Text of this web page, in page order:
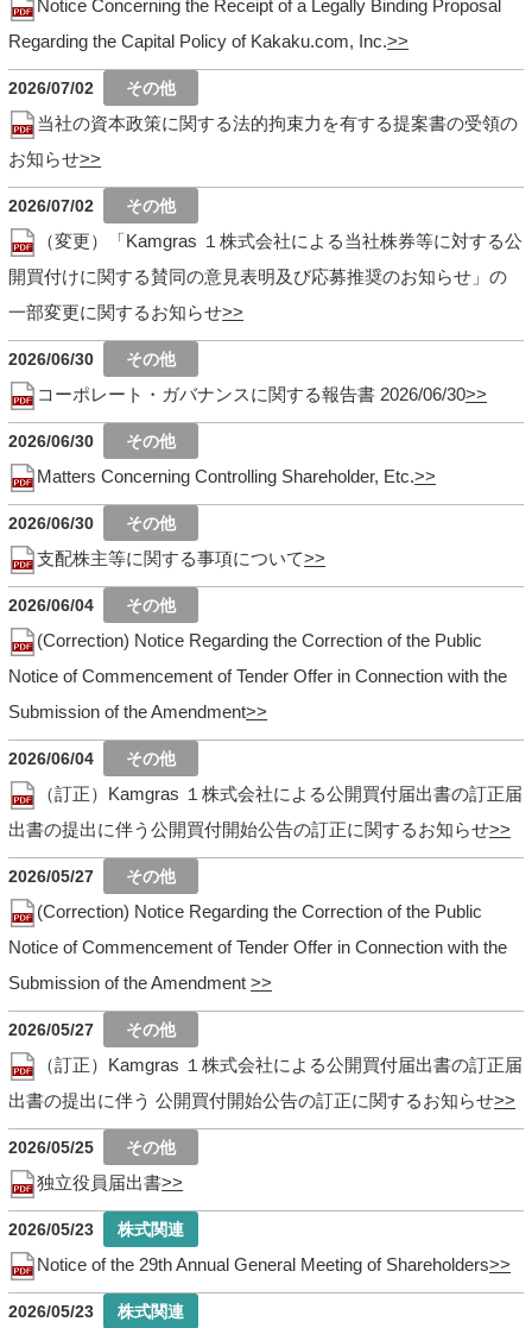
Notice Concerning the Receipt of a Legally Binding Proposal
Regarding the Capital Policy of Kakaku.com, Inc.
2026/07/02
当社の資本政策に関する法的拘束力を有する提案書の受領の
お知らせ
2026/07/02
（変更）「Kamgras １株式会社による当社株券等に対する公
開買付けに関する賛同の意見表明及び応募推奨のお知らせ」の
一部変更に関するお知らせ
2026/06/30
コーポレート・ガバナンスに関する報告書 2026/06/30
2026/06/30
Matters Concerning Controlling Shareholder, Etc.
2026/06/30
支配株主等に関する事項について
2026/06/04
(Correction) Notice Regarding the Correction of the Public
Notice of Commencement of Tender Offer in Connection with the
Submission of the Amendment
2026/06/04
（訂正）Kamgras １株式会社による公開買付届出書の訂正届
出書の提出に伴う公開買付開始公告の訂正に関するお知らせ
2026/05/27
(Correction) Notice Regarding the Correction of the Public
Notice of Commencement of Tender Offer in Connection with the
Submission of the Amendment
2026/05/27
（訂正）Kamgras １株式会社による公開買付届出書の訂正届
出書の提出に伴う 公開買付開始公告の訂正に関するお知らせ
2026/05/25
独立役員届出書
2026/05/23
Notice of the 29th Annual General Meeting of Shareholders
2026/05/23